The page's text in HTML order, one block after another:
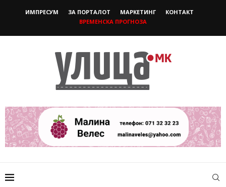
ИМПРЕСУМ ЗА ПОРТАЛОТ МАРКЕТИНГ
КОНТАКТ
ВРЕМЕНСКА ПРОГНОЗА